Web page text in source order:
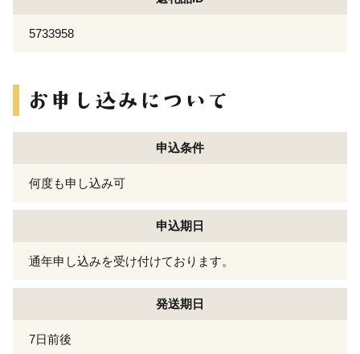
5733958
申込条件
何度も申し込み可
申込期日
通年申し込みを受け付けております。
発送期日
7日前後